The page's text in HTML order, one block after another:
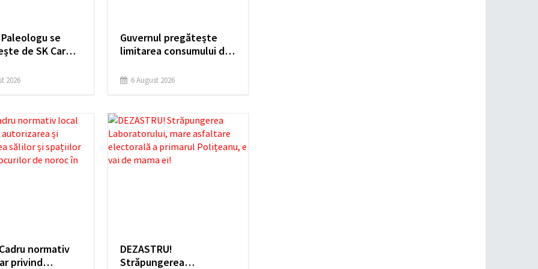
se
de SK Car
2026
Guvernul pregătește
limitarea consumului de
un act normativ
6 August 2026
normativ
privind
DEZASTRU!
Străpungerea